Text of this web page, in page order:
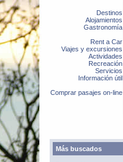
Destinos
Alojamientos
Gastronomía
Rent a Car
Viajes y excursiones
Actividades
Recreación
Servicios
Información útil
Comprar pasajes on-line
Más buscados